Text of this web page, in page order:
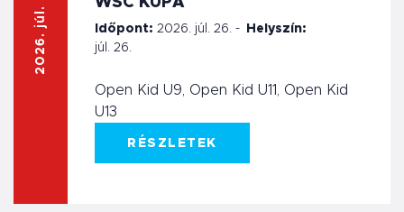
2026. júl. 26. Időpont: 2026. júl. 26. -
júl. 26.
Helyszín:
Open Kid U9, Open Kid U11, Open Kid
U13
RÉSZLETEK